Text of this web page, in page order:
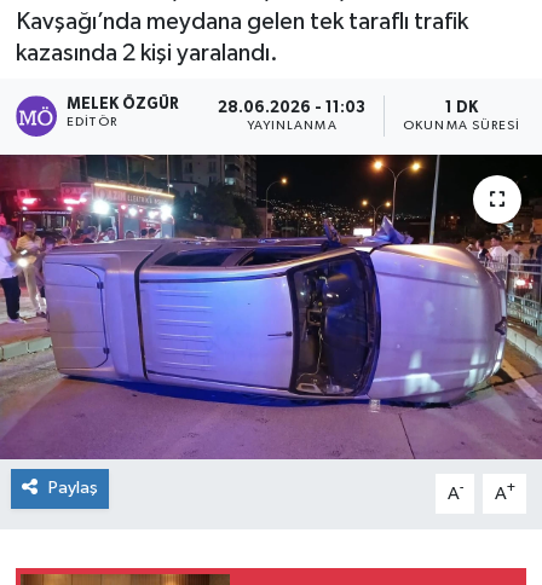
Kavşağı’nda meydana gelen tek taraflı trafik
kazasında 2 kişi yaralandı.
MELEK ÖZGÜR
EDITÖR
28.06.2026 - 11:03
YAYINLANMA
1 DK
OKUNMA SÜRESI
Paylaş A- A+
Politika
Sağlık
Spor
Tarih - Kültür - Sanat - Turizm
Yaşam
Haber Arşivi